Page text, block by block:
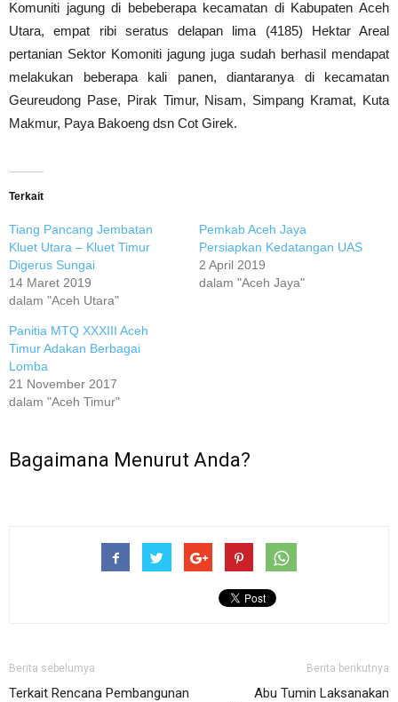
Komuniti jagung di bebeberapa kecamatan di Kabupaten Aceh
Utara, empat ribi seratus delapan lima (4185) Hektar Areal
pertanian Sektor Komoniti jagung juga sudah berhasil mendapat
melakukan beberapa kali panen, diantaranya di kecamatan
Geureudong Pase, Pirak Timur, Nisam, Simpang Kramat, Kuta
Makmur, Paya Bakoeng dsn Cot Girek.
Terkait
Tiang Pancang Jembatan
Kluet Utara – Kluet Timur
Digerus Sungai
14 Maret 2019
dalam "Aceh Utara"
Pemkab Aceh Jaya
Persiapkan Kedatangan UAS
2 April 2019
dalam "Aceh Jaya"
Panitia MTQ XXXIII Aceh
Timur Adakan Berbagai
Lomba
21 November 2017
dalam "Aceh Timur"
Bagaimana Menurut Anda?
Berita sebelumya
Terkait Rencana Pembangunan
Berita berikutnya
Abu Tumin Laksanakan